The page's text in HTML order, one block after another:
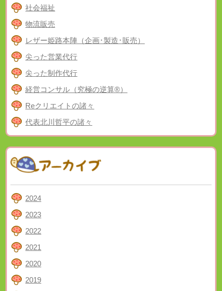
社会福祉
物流販売
レザー姫路本陣（企画･製造･販売）
尖った営業代行
尖った制作代行
経営コンサル（究極の逆算®）
Reクリエイトの諸々
代表北川哲平の諸々
2024
2023
2022
2021
2020
2019